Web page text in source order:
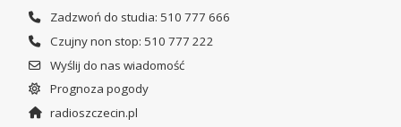
Zadzwoń do studia: 510 777 666
Czujny non stop: 510 777 222
Wyślij do nas wiadomość
Prognoza pogody
radioszczecin.pl